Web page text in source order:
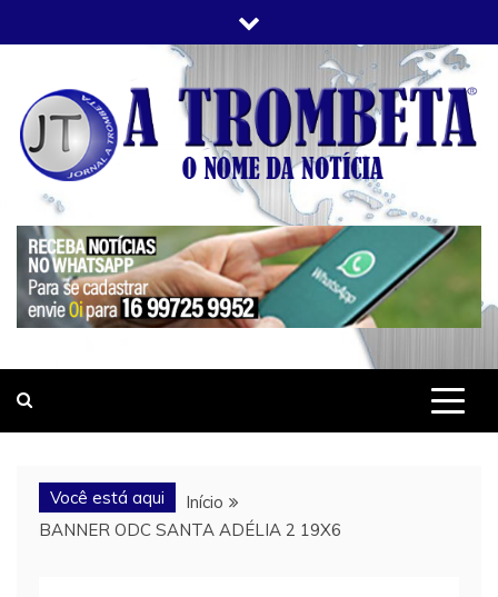
to
JORNAL A TROMBETA
O Nome da Notícia
Você está aqui
Início
BANNER ODC SANTA ADÉLIA 2 19X6